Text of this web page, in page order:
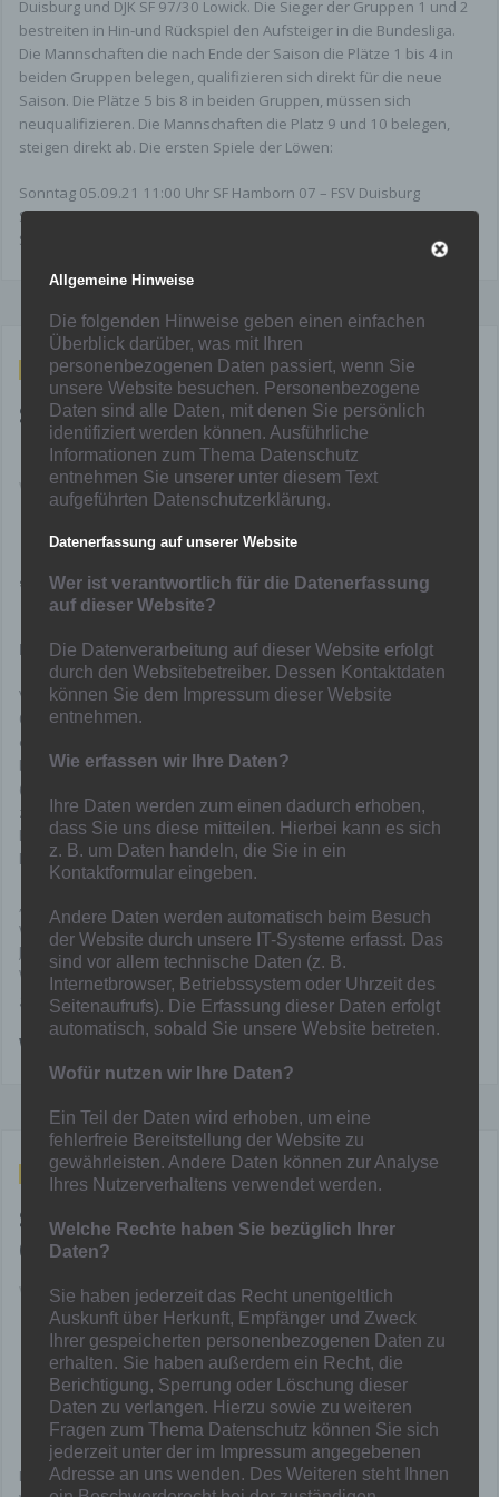
Duisburg und DJK SF 97/30 Lowick. Die Sieger der Gruppen 1 und 2
bestreiten in Hin-und Rückspiel den Aufsteiger in die Bundesliga.
Die Mannschaften die nach Ende der Saison die Plätze 1 bis 4 in
beiden Gruppen belegen, qualifizieren sich direkt für die neue
Saison. Die Plätze 5 bis 8 in beiden Gruppen, müssen sich
neuqualifizieren. Die Mannschaften die Platz 9 und 10 belegen,
steigen direkt ab. Die ersten Spiele der Löwen:
Sonntag 05.09.21 11:00 Uhr SF Hamborn 07 – FSV Duisburg
Sonntag 12.09.21 11:00 UHR FC Kray – SF Hamborn 07
Sonntag 19.09.21 11:00 Uhr SF Hamborn 07 – 1.FC Kleve 63/03
Aug. 30, 2021
SV 09/35 Wermelskirchen – SF
Hamborn 07 3:3 (1:1)
Von Mainka in Allgemein,News,Senioren
Viertelstunde noch
beweist glückliches Händchen beim Wechseln –
Von ihrem Trip ins Bergische brachten die Sportfreunde Hamborn
07 am gestrigen Sonntag einen Punkt mit nach Hause. Drei hätten
es sein können, denn die Löwen führten beim SV Wermelskirchen
bis zur 77. Minute durch Tore von Timm Golley (14.), Pascal Spors
(59.) und Julian Bode (65.) und dem zwischenzeitlichen Ausgleich
zum 1:1 durch Umut Demir (42.) scheinbar sicher mit 3:1. Am Ende
hieß es innerhalb von fünf Minuten durch einen Doppelschlag des
kurz zuvor eingewechselten Aleksandar Stanojevic 3:3 (78. und 82.).
„Wir haben viel investiert, und am Ende nicht das mitgenommen,
was möglich gewesen wäre“, zeigte sich Löwen-Coach Stefan
Janßen enttäuscht. „Man muss aber auch sagen, dass
Wermelskirchen große Moral bewiesen und zeitweise sehr gut
gespielt hat“, zollte der Übungsleiter den Gastgebern Anerkennung.
Weiterlesen
Aug. 30, 2021
SV Rhenania Hamborn – SF Hamborn
07 4:1 (2:0)
Von Mainka in Allgemein ,News, Senioren
–Derbe Derby-Pleite
für Hamborns Zweite
– Rote Karte für Leon
Chalupka entscheidet
das Spiel –
Nach dem 1:0 Auftaktsieg am vergangenen Sonntag gegen Viktoria
Allgemeine Hinweise
Die folgenden Hinweise geben einen einfachen
Überblick darüber, was mit Ihren
personenbezogenen Daten passiert, wenn Sie
unsere Website besuchen. Personenbezogene
Daten sind alle Daten, mit denen Sie persönlich
identifiziert werden können. Ausführliche
Informationen zum Thema Datenschutz
entnehmen Sie unserer unter diesem Text
aufgeführten Datenschutzerklärung.
Datenerfassung auf unserer Website
Wer ist verantwortlich für die Datenerfassung
auf dieser Website?
Die Datenverarbeitung auf dieser Website erfolgt
durch den Websitebetreiber. Dessen Kontaktdaten
können Sie dem Impressum dieser Website
entnehmen.
Wie erfassen wir Ihre Daten?
Ihre Daten werden zum einen dadurch erhoben,
dass Sie uns diese mitteilen. Hierbei kann es sich
z. B. um Daten handeln, die Sie in ein
Kontaktformular eingeben.
Andere Daten werden automatisch beim Besuch
der Website durch unsere IT-Systeme erfasst. Das
sind vor allem technische Daten (z. B.
Internetbrowser, Betriebssystem oder Uhrzeit des
Seitenaufrufs). Die Erfassung dieser Daten erfolgt
automatisch, sobald Sie unsere Website betreten.
Wofür nutzen wir Ihre Daten?
Ein Teil der Daten wird erhoben, um eine
fehlerfreie Bereitstellung der Website zu
gewährleisten. Andere Daten können zur Analyse
Ihres Nutzerverhaltens verwendet werden.
Welche Rechte haben Sie bezüglich Ihrer
Daten?
Sie haben jederzeit das Recht unentgeltlich
Auskunft über Herkunft, Empfänger und Zweck
Ihrer gespeicherten personenbezogenen Daten zu
erhalten. Sie haben außerdem ein Recht, die
Berichtigung, Sperrung oder Löschung dieser
Daten zu verlangen. Hierzu sowie zu weiteren
Fragen zum Thema Datenschutz können Sie sich
jederzeit unter der im Impressum angegebenen
Adresse an uns wenden. Des Weiteren steht Ihnen